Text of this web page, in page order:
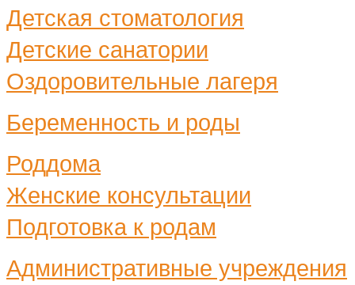
Детская стоматология
Детские санатории
Оздоровительные лагеря
Беременность и роды
Роддома
Женские консультации
Подготовка к родам
Административные учреждения